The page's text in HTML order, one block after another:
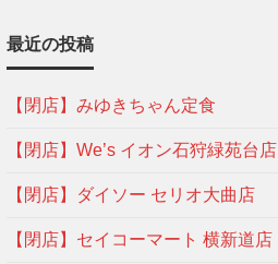
最近の投稿
【閉店】みゆきちゃん定食
【閉店】We’s イオン石狩緑苑台店
【閉店】ダイソー セリオ大曲店
【閉店】セイコーマート 横新道店